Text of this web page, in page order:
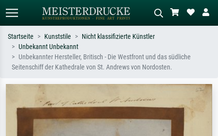
Standardsuche KI-Bildersuche
Suchen Sie nach Künstlern, Werktiteln
Sternennacht, Impressionismus, Welle
Hokusai, Akt.
Beschreiben Sie die Szene – z.B. Grüne
Ölgemälde, Stehender Akt neben einem
Baum.
Startseite Kunststile
Nicht klassifizierte Künstler
Unbekannt Unbekannt
Unbekannter Hersteller, Britisch - Die Westfront und das südliche
Seitenschiff der Kathedrale von St. Andrews von Nordosten.